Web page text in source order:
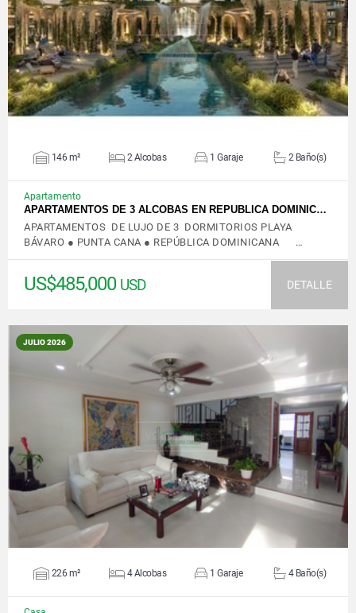
VER DETALLES
146 m² 2 Alcobas 1 Garaje 2 Baño(s)
Apartamento
APARTAMENTOS DE 3 ALCOBAS EN REPUBLICA DOMINIC…
APARTAMENTOS DE LUJO DE 3 DORMITORIOS PLAYA
BÁVARO ● PUNTA CANA ● REPÚBLICA DOMINICANA …
US$485,000 USD DETALLE
JULIO 2026
VER DETALLES
226 m² 4 Alcobas 1 Garaje 4 Baño(s)